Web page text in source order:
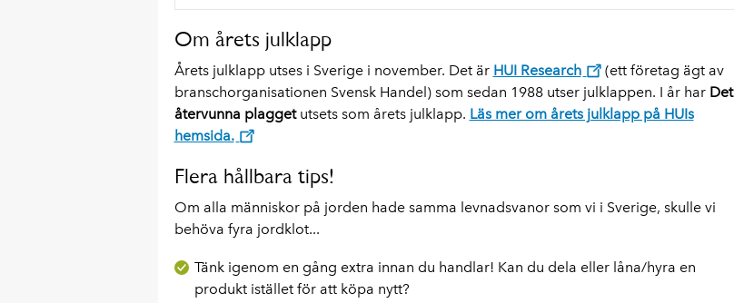
Om årets julklapp
Årets julklapp utses i Sverige i november. Det är HUI Research
(ett företag ägt av
branschorganisationen Svensk Handel) som sedan 1988 utser julklappen. I år harDet
återvunna plaggetutsets som årets julklapp. Läs mer om årets julklapp på HUIs
hemsida.
Flera hållbara tips!
Om alla människor på jorden hade samma levnadsvanor som vi i Sverige, skulle vi
behöva fyra jordklot...
Tänk igenom en gång extra innan du handlar! Kan du dela eller låna/hyra en
produkt istället för att köpa nytt?